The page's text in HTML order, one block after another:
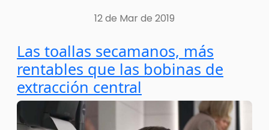
12 de Mar de 2019
Las toallas secamanos, más
rentables que las bobinas de
extracción central